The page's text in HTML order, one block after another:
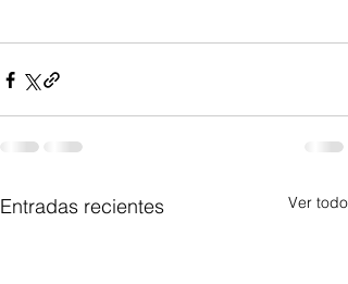
Entradas recientes Ver todo